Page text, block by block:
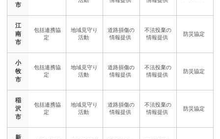
市
江
南
市
小
牧
市
稲
沢
市
新